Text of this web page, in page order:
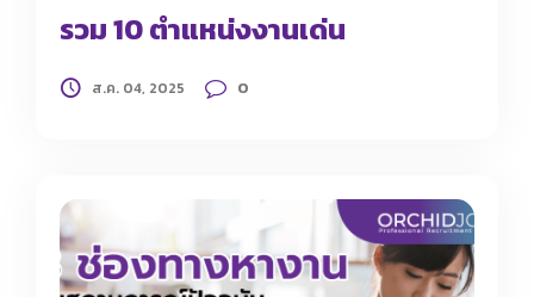
รวม 10 ตำแหน่งงานเด่น
ส.ค. 04, 2025 0